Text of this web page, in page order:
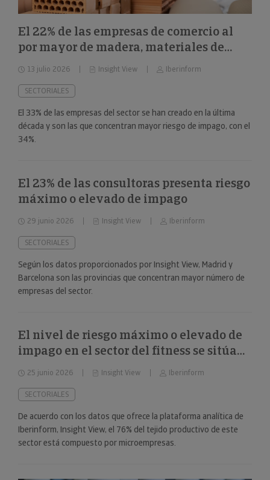
El 22% de las empresas de comercio al
por mayor de madera, materiales de
construcción y aparatos sanitarios están
en riesgo máximo o elevado de impago
13 julio 2026 Insight View Iberinform
SECTORIALES
El 33% de las empresas del sector se han creado en la última
década y son las que concentran mayor riesgo de impago, con el
34%.
El 23% de las consultoras presenta riesgo
máximo o elevado de impago
29 junio 2026 Insight View Iberinform
SECTORIALES
Según los datos proporcionados por Insight View, Madrid y
Barcelona son las provincias que concentran mayor número de
empresas del sector.
El nivel de riesgo máximo o elevado de
impago en el sector del fitness se sitúa
en el 34%
25 junio 2026 Insight View Iberinform
SECTORIALES
De acuerdo con los datos que ofrece la plataforma analítica de
Iberinform, Insight View, el 76% del tejido productivo de este
sector está compuesto por microempresas.